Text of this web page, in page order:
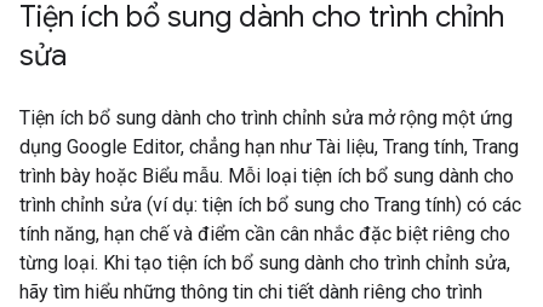
Tiện ích bổ sung dành cho trình chỉnh
sửa
Tiện ích bổ sung dành cho trình chỉnh sửa mở rộng một ứng
dụng Google Editor, chẳng hạn như Tài liệu, Trang tính, Trang
trình bày hoặc Biểu mẫu. Mỗi loại tiện ích bổ sung dành cho
trình chỉnh sửa (ví dụ: tiện ích bổ sung cho Trang tính) có các
tính năng, hạn chế và điểm cần cân nhắc đặc biệt riêng cho
từng loại. Khi tạo tiện ích bổ sung dành cho trình chỉnh sửa,
hãy tìm hiểu những thông tin chi tiết dành riêng cho trình